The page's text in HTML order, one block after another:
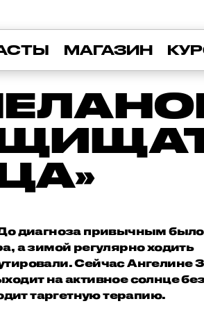
МАГАЗИН
До диагноза привычным было
а зимой регулярно ходить
Сейчас Ангелине
на активное солнце
таргетную терапию.